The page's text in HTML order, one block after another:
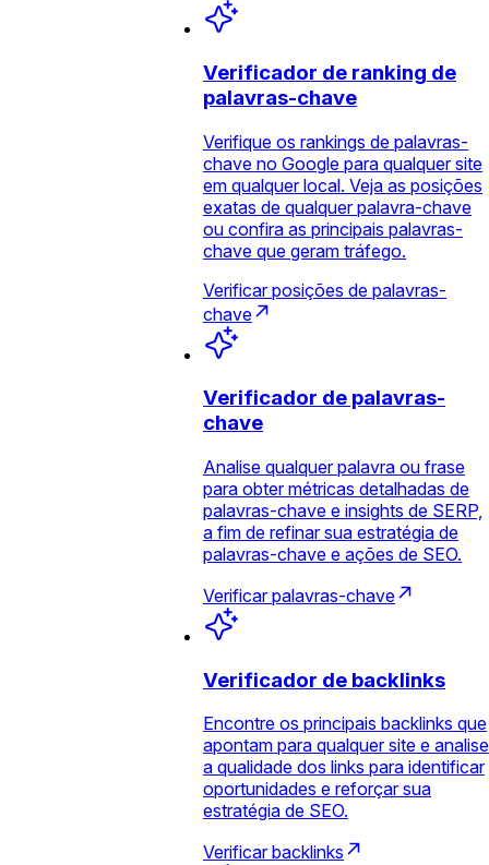
Verificador de ranking de
palavras-chave
Verifique os rankings de palavras-
chave no Google para qualquer site
em qualquer local. Veja as posições
exatas de qualquer palavra-chave
ou confira as principais palavras-
chave que geram tráfego.
Verificar posições de palavras-
chave
Verificador de palavras-
chave
Analise qualquer palavra ou frase
para obter métricas detalhadas de
palavras-chave e insights de SERP,
a fim de refinar sua estratégia de
palavras-chave e ações de SEO.
Verificar palavras-chave
Verificador de backlinks
Encontre os principais backlinks que
apontam para qualquer site e analise
a qualidade dos links para identificar
oportunidades e reforçar sua
estratégia de SEO.
Verificar backlinks